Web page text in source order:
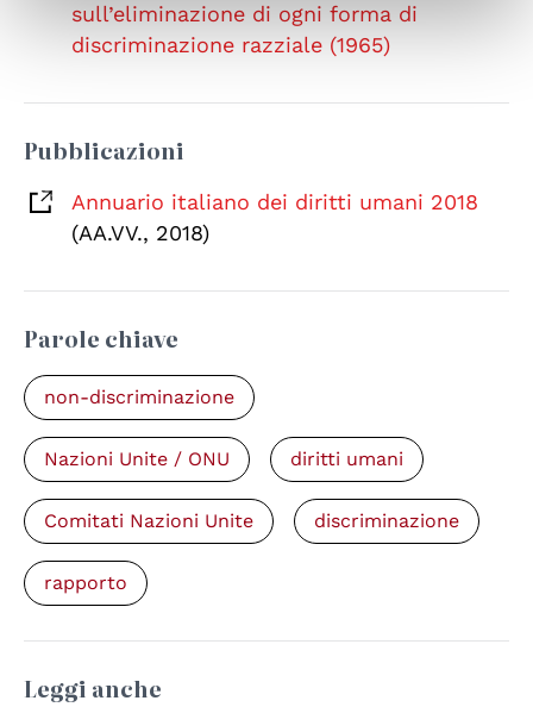
sull’eliminazione di ogni forma di
discriminazione razziale (1965)
Pubblicazioni
Annuario italiano dei diritti umani 2018
(AA.VV., 2018)
Parole chiave
non-discriminazione
Nazioni Unite / ONU diritti umani
Comitati Nazioni Unite discriminazione
rapporto
Leggi anche